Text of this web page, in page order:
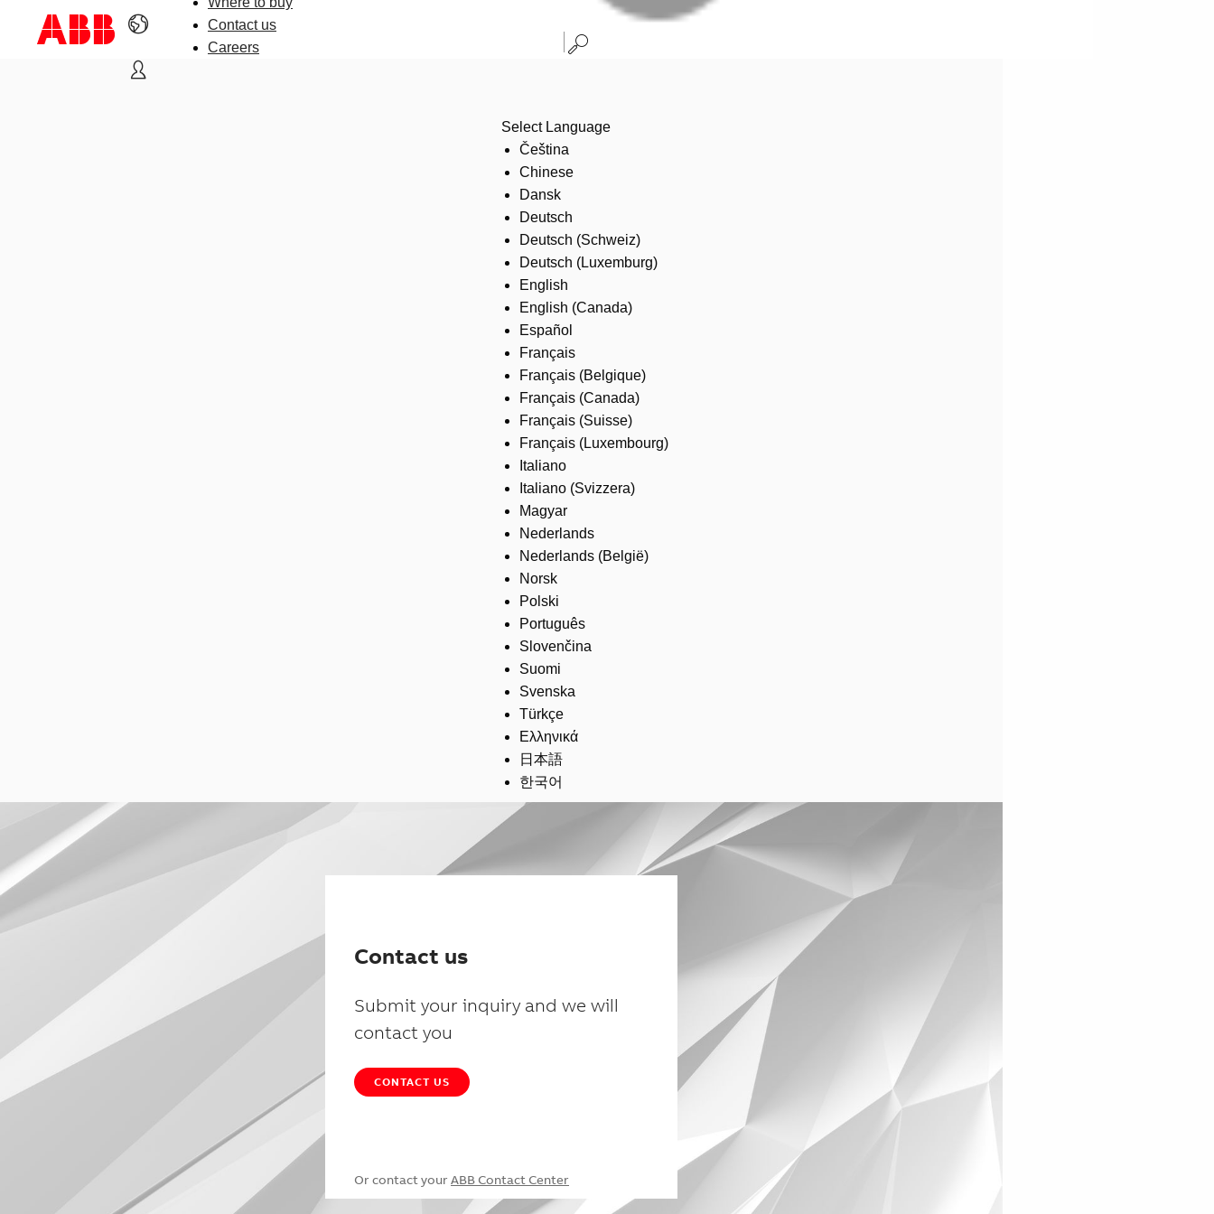
Contact us
Careers
Select Language
Čeština
Chinese
Dansk
Deutsch
Deutsch (Schweiz)
Deutsch (Luxemburg)
English
English (Canada)
Español
Français
Français (Belgique)
Français (Canada)
Français (Suisse)
Français (Luxembourg)
Italiano
Italiano (Svizzera)
Magyar
Nederlands
Nederlands (België)
Norsk
Polski
Português
Slovenčina
Suomi
Svenska
Türkçe
Ελληνικά
日本語
한국어
Contact us
Submit your inquiry and we will
contact you
CONTACT US
Or contact your ABB Contact Center